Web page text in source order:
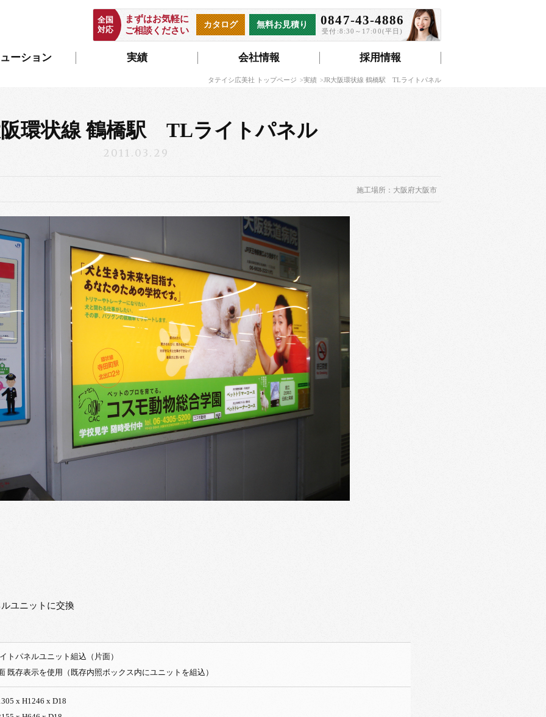
ーション 実績 会社情報 採用情報
0847-43-4886
受付:8:30～17:00(平日)
無料お見積り
カタログ
まずはお気軽に
ご相談ください
全国
対応
タテイシ広美社 トップページ 実績 JR大阪環状線 鶴橋駅 TLライトパネル
環状線 鶴橋駅 TLライトパネル
2011.03.29
施工場所：大阪府大阪市
ユニットに交換
トパネルユニット組込（片面）
既存表示を使用（既存内照ボックス内にユニットを組込）
x H1246 x D18